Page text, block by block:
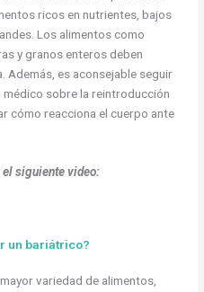
ricos en nutrientes, bajos
Los alimentos como
y granos enteros deben
Además, es aconsejable seguir
sobre la reintroducción
cómo reacciona el cuerpo ante
el siguiente video:
un bariátrico?
variedad de alimentos,